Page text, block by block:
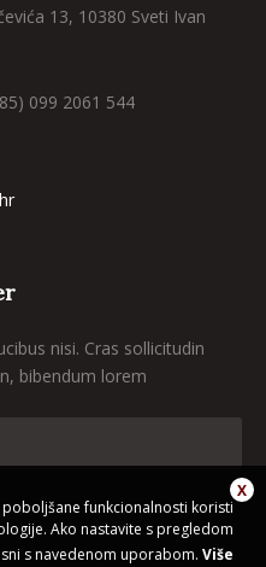
13, 10380 Sveti Ivan
099 2061 544
nisi. Cras sollicitudin
bibendum lorem
funkcionalnosti koristi
Ako nastavite s pregledom
s navedenom uporabom. Više